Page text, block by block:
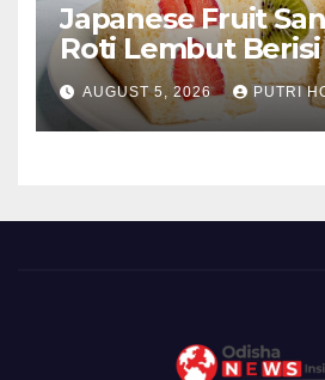
Japanese Fruit
Roti Lembut
Segar yang
AUGUST 5, 2026 PUTRI